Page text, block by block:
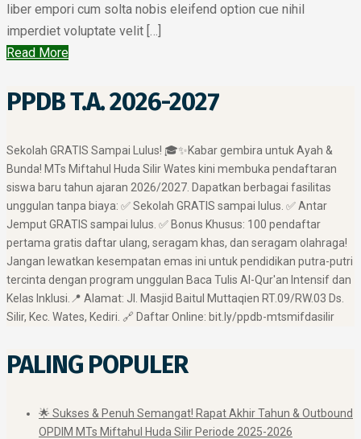
liber empori cum solta nobis eleifend option cue nihil
imperdiet voluptate velit […]
Read More
PPDB T.A. 2026-2027
​Sekolah GRATIS Sampai Lulus! 🎓✨ ​Kabar gembira untuk Ayah &
Bunda! MTs Miftahul Huda Silir Wates kini membuka pendaftaran
siswa baru tahun ajaran 2026/2027. Dapatkan berbagai fasilitas
unggulan tanpa biaya: ✅ Sekolah GRATIS sampai lulus. ✅ Antar
Jemput GRATIS sampai lulus. ✅ Bonus Khusus: 100 pendaftar
pertama gratis daftar ulang, seragam khas, dan seragam olahraga! ​
Jangan lewatkan kesempatan emas ini untuk pendidikan putra-putri
tercinta dengan program unggulan Baca Tulis Al-Qur'an Intensif dan
Kelas Inklusi. ​📍 Alamat: Jl. Masjid Baitul Muttaqien RT.09/RW.03 Ds.
Silir, Kec. Wates, Kediri. 🔗 Daftar Online: bit.ly/ppdb-mtsmifdasilir
PALING POPULER
🌟 Sukses & Penuh Semangat! Rapat Akhir Tahun & Outbound
OPDIM MTs Miftahul Huda Silir Periode 2025-2026